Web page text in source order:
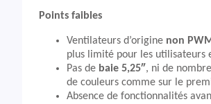
Points faibles
Ventilateurs d’origine non PWM
plus limité pour les utilisateurs
Pas de baie 5,25″, ni de
de couleurs comme sur le
Absence de fonctionnalités